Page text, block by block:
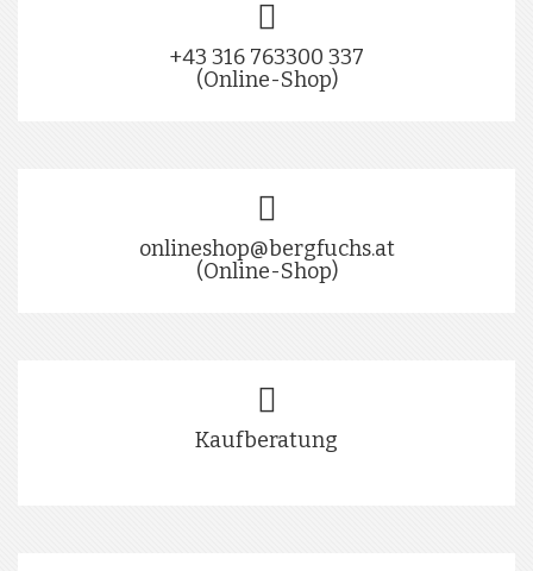
+43 316 763300 337
(Online-Shop)
onlineshop@bergfuchs.at
(Online-Shop)
Kaufberatung